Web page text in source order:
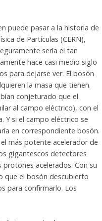
puede pasar a la historia de
de Partículas (CERN),
sería el tan
hace casi medio siglo
para dejarse ver. El bosón
la masa que tienen.
conjeturado que el
al campo eléctrico), con el
Y si el campo eléctrico se
en correspondiente bosón.
más potente acelerador de
gigantescos detectores
acelerados. Con su
que el bosón descubierto
para confirmarlo. Los